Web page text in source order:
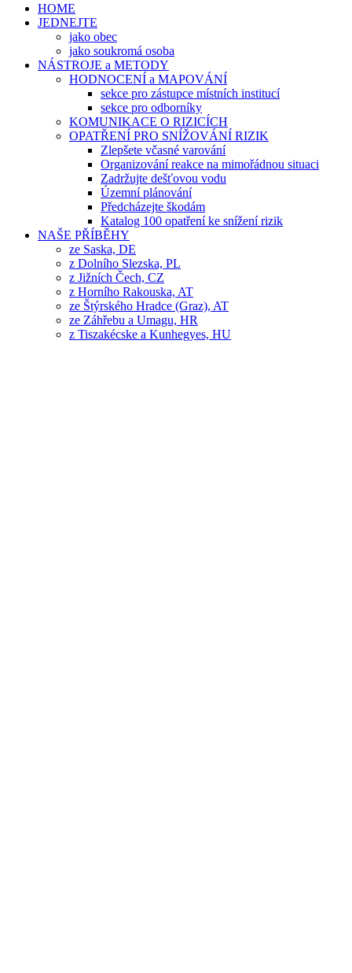
HOME
JEDNEJTE
jako obec
jako soukromá osoba
NÁSTROJE a METODY
HODNOCENÍ a MAPOVÁNÍ
sekce pro zástupce místních institucí
sekce pro odborníky
KOMUNIKACE O RIZICÍCH
OPATŘENÍ PRO SNÍŽOVÁNÍ RIZIK
Zlepšete včasné varování
Organizování reakce na mimořádnou situaci
Zadržujte dešťovou vodu
Územní plánování
Předcházejte škodám
Katalog 100 opatření ke snížení rizik
NAŠE PŘÍBĚHY
ze Saska, DE
z Dolního Slezska, PL
z Jižních Čech, CZ
z Horního Rakouska, AT
ze Štýrského Hradce (Graz), AT
ze Záhřebu a Umagu, HR
z Tiszakécske a Kunhegyes, HU